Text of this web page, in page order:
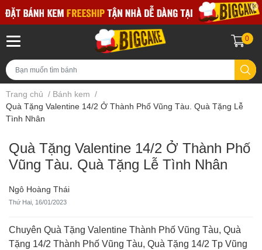
0
Trang chủ / Bánh kem /
Quà Tặng Valentine 14/2 Ở Thành Phố Vũng Tàu. Quà Tặng Lễ
Tình Nhân
Quà Tặng Valentine 14/2 Ở Thành Phố
Vũng Tàu. Quà Tặng Lễ Tình Nhân
Ngô Hoàng Thái
Thứ Hai, 16/01/2023
Chuyên Quà Tặng Valentine Thành Phố Vũng Tàu, Quà
Tặng 14/2 Thành Phố Vũng Tàu, Quà Tặng 14/2 Tp Vũng